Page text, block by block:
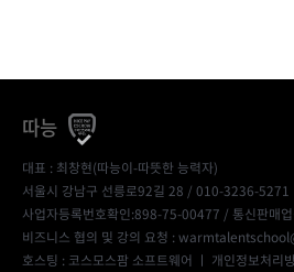
따능
대표 : 최창현(따능이-따뜻한 능력자)
서울시 강남구 선릉로92길 28 / 010-3236-5271
사업자등록번호확인:898-75-00477 / 통신판매
비즈니스 협의 및 강의 요청 :
호스팅 : 코스모스팜 소프트웨어 ㅣ 개인정보처리